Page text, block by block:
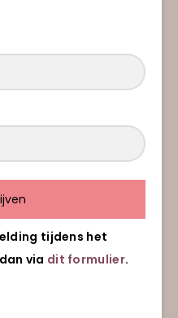
tijdens het
via dit formulier.